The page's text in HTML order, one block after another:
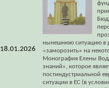
18.01.2026
нынешнюю ситуацию в
«заморозить» на
Монография Елены
знаний», которое
постиндустриальной
ситуации в ЕС (в